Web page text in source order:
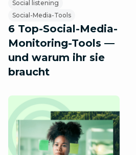
Social listening
Social-Media-Tools
6 Top-Social-Media-
Monitoring-Tools —
und warum ihr sie
braucht